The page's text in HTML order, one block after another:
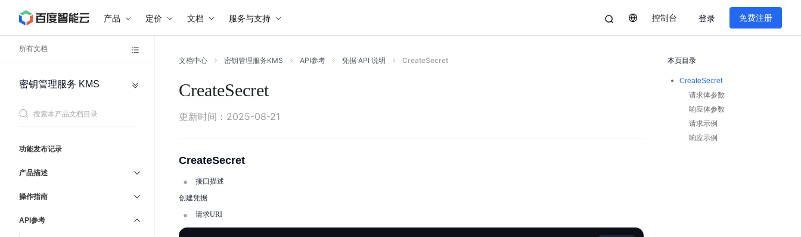
产品 定价 文档 服务与支持 控制台 登录 免费注册
所有文档
网
私
有
负
弹
网
通
参
协
议
管
维
与
密钥管理服务 KMS
功能发布记录
产品描述
操作指南
API参考
文档中心 密钥管理服务KMS API参考 凭据 API 说明 CreateSecret 本页目录
CreateSecret
请求体参数
响应体参数
请求示例
响应示例
CreateSecret
更新时间 ： 2025-08-21
CreateSecret
接口描述
创建凭据
请求URI